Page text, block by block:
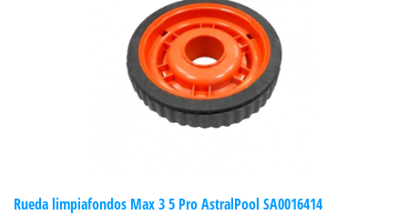
Rueda limpiafondos Max 3 5 Pro AstralPool SA0016414